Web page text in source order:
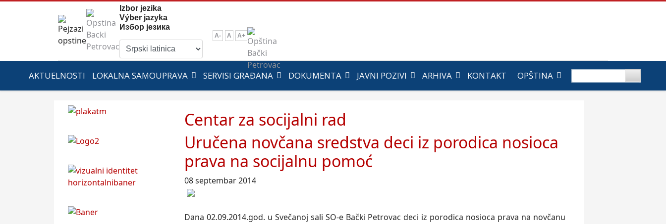
Izbor jezika
Výber jazyka
Избор језика
A- A A+
AKTUELNOSTI LOKALNA SAMOUPRAVA SERVISI GRAĐANA DOKUMENTA JAVNI POZIVI ARHIVA KONTAKT OPŠTINA
Centar za socijalni rad
Uručena novčana sredstva deci iz porodica nosioca
prava na socijalnu pomoć
08 septembar 2014
Dana 02.09.2014.god. u Svečanoj sali SO-e Bački Petrovac deci iz porodica nosioca prava na novčanu